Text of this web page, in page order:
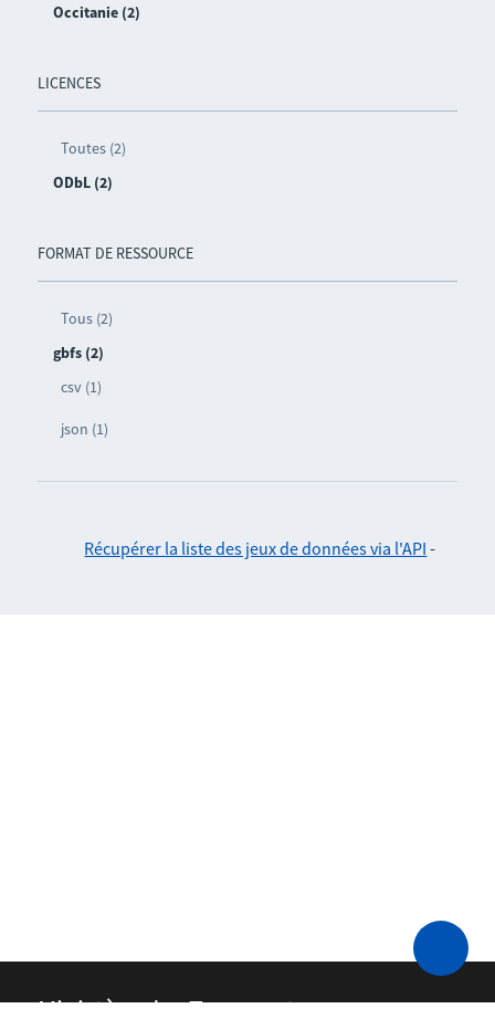
Occitanie (2)
LICENCES
Toutes (2)
ODbL (2)
FORMAT DE RESSOURCE
Tous (2)
gbfs (2)
csv (1)
json (1)
Récupérer la liste des jeux de données via l'API -
Ministère des Transports